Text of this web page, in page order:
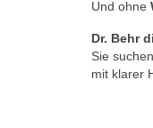
Und ohne
Dr. Behr
Sie
mit klarer